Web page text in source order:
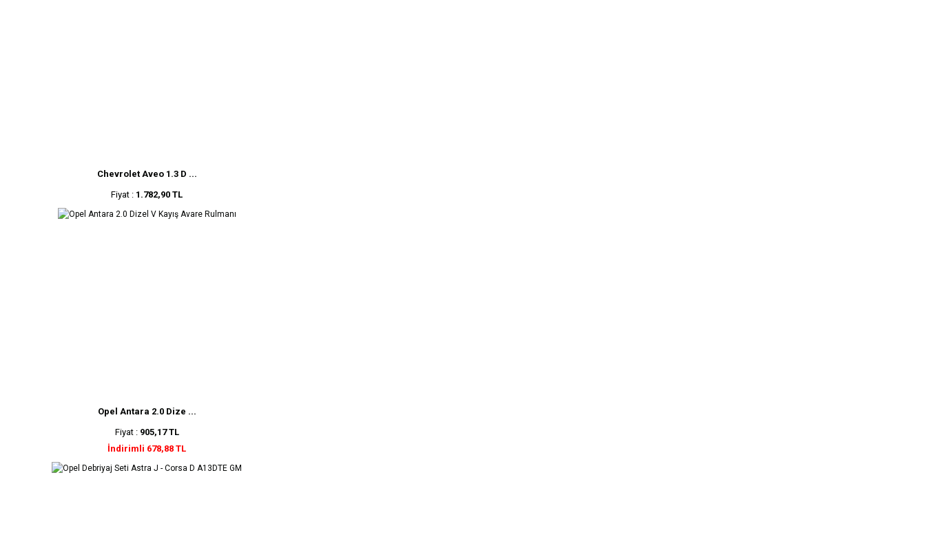
Chevrolet Aveo 1.3 D ...
Fiyat : 1.782,90 TL
Opel Antara 2.0 Dize ...
Fiyat : 905,17 TL
İndirimli 678,88 TL